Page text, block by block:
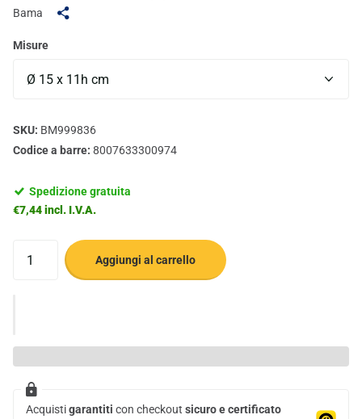
Bama
Misure
SKU: BM999836
Codice a barre: 8007633300974
Spedizione gratuita
€7,44 incl. I.V.A.
Aggiungi al carrello
Acquistigarantiti con checkout sicuro e certificato